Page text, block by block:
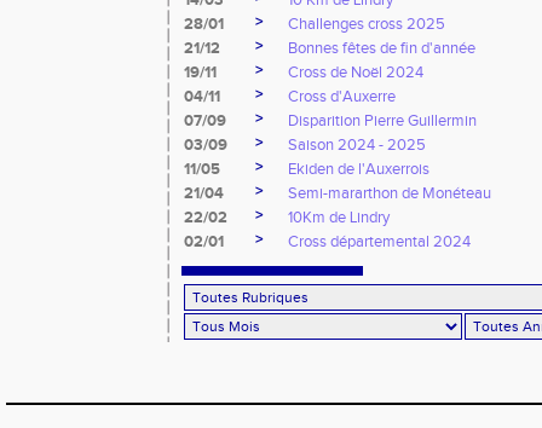
28/01
>
Challenges cross 2025
21/12
>
Bonnes fêtes de fin d'année
19/11
>
Cross de Noël 2024
04/11
>
Cross d'Auxerre
07/09
>
Disparition Pierre Guillermin
03/09
>
Saison 2024 - 2025
11/05
>
Ekiden de l'Auxerrois
21/04
>
Semi-mararthon de Monéteau
22/02
>
10Km de Lindry
02/01
> Cross départemental 2024